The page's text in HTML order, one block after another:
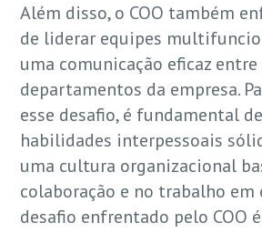
Além disso, o COO também
de liderar equipes
uma comunicação eficaz
departamentos da empresa.
esse desafio, é fundamental
habilidades interpessoais
uma cultura organizacional
colaboração e no trabalho em
desafio enfrentado pelo COO